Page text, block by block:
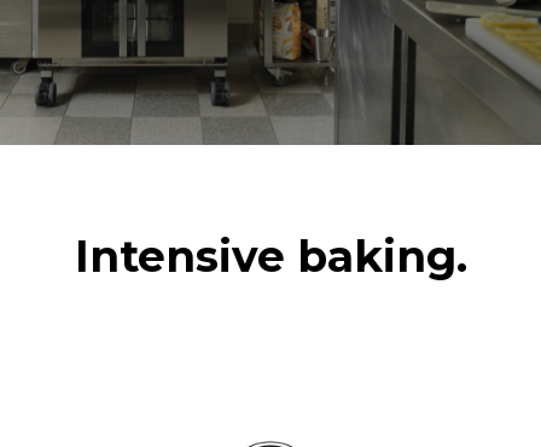
380-415V 3N~ / 220-240V
3~ / 220-240V 1~
11,6 kW
频率
50 / 60 Hz
15.4 kWh/天
0 kg CO2/天
该估计仅包括烤箱产生的直
Intensive baking.